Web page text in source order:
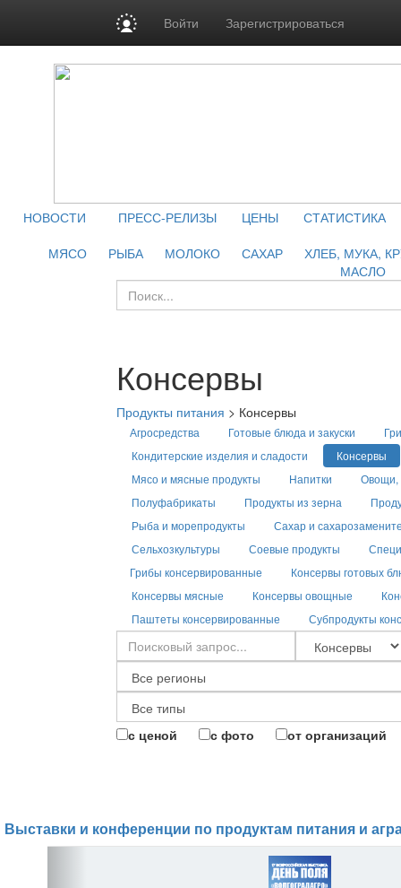
Войти Зарегистрироваться
НОВОСТИ ПРЕСС-РЕЛИЗЫ ЦЕНЫ
СТАТИСТИКА
МЯСО
РЫБА МОЛОКО САХАР
ХЛЕБ, МУКА,
МАСЛО
Консервы
Продукты питания > Консервы
Агросредства Готовые блюда и закуски
Кондитерские изделия и сладости
Консервы
Мясо и мясные продукты
Напитки
Овощи,
Полуфабрикаты
Продукты из зерна
Рыба и морепродукты
Сахар и
Сельхозкультуры
Соевые продукты
Грибы консервированные
Консервы готовых
Консервы мясные
Консервы овощные
Паштеты консервированные
Субпродукты
с ценой с фото от организаций
Выставки и конференции по продуктам питания и